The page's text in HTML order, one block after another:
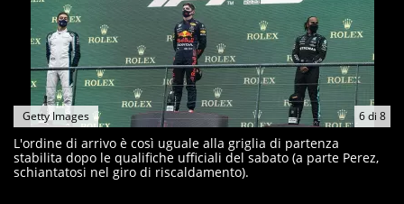
6di 8
Getty Images
L'ordine di arrivo è così uguale alla griglia di partenza
stabilita dopo le qualifiche ufficiali del sabato (a parte Perez,
schiantatosi nel giro di riscaldamento).